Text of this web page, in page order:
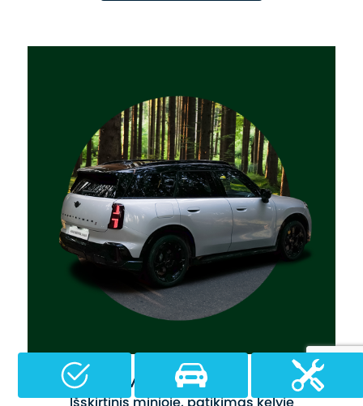
MINI Countryman